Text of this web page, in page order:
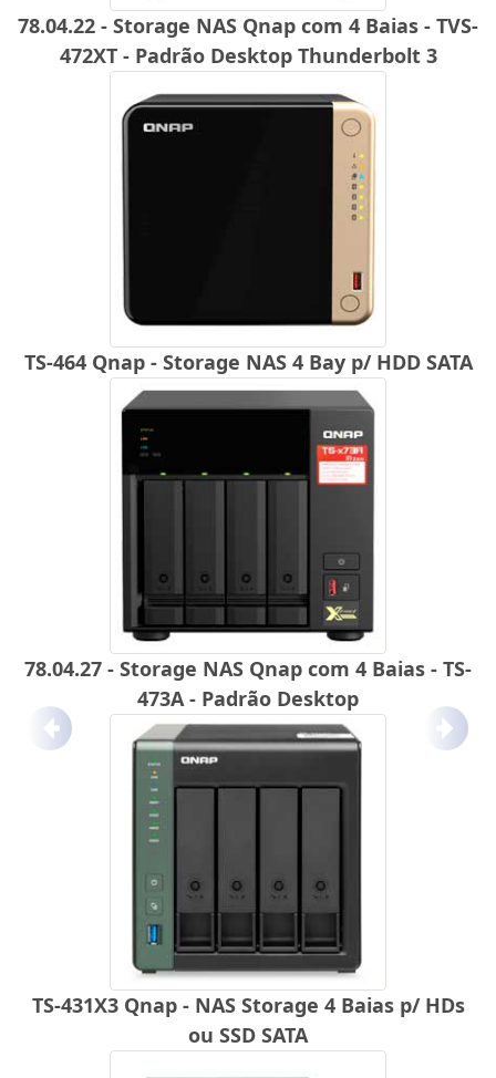
78.04.22 - Storage NAS Qnap com 4 Baias - TVS-
472XT - Padrão Desktop Thunderbolt 3
TS-464 Qnap - Storage NAS 4 Bay p/ HDD SATA
78.04.27 - Storage NAS Qnap com 4 Baias - TS-
473A - Padrão Desktop
TS-431X3 Qnap - NAS Storage 4 Baias p/ HDs
ou SSD SATA
Anterior